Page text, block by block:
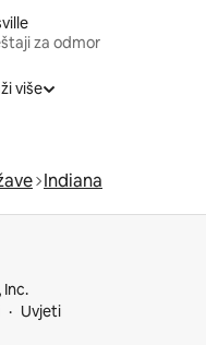
za odmor
više
Indiana
Uvjeti